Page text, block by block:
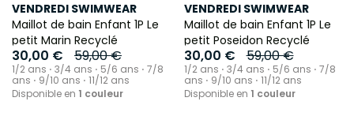
VENDREDI SWIMWEAR
Maillot de bain Enfant 1P Le
petit Marin Recyclé
30,00 € 59,00 €
1/2 ans ⋅ 3/4 ans ⋅ 5/6 ans ⋅ 7/8
ans ⋅ 9/10 ans ⋅ 11/12 ans
Disponible en 1 couleur
VENDREDI SWIMWEAR
Maillot de bain Enfant 1P Le
petit Poseidon Recyclé
30,00 € 59,00 €
1/2 ans ⋅ 3/4 ans ⋅ 5/6 ans ⋅ 7/8
ans ⋅ 9/10 ans ⋅ 11/12 ans
Disponible en 1 couleur